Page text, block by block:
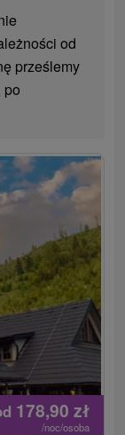
od
prześlemy
po
178,90 zł
/noc/osoba